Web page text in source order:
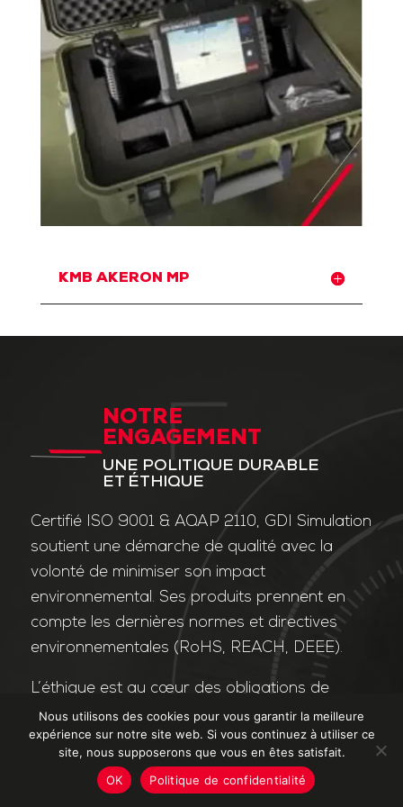
KMB AKERON MP
NOTRE
ENGAGEMENT
UNE POLITIQUE DURABLE
ET ÉTHIQUE
Certifié ISO 9001 & AQAP 2110, GDI Simulation
soutient une démarche de qualité avec la
volonté de minimiser son impact
environnemental. Ses produits prennent en
compte les dernières normes et directives
environnementales (RoHS, REACH, DEEE).
L’éthique est au cœur des obligations de
l’entreprise et de ses valeurs. Nos affaires
sont conduites dans le strict respect des
différentes lois applicables dans le domaine
de la lutte contre la corruption et le trafic
Nous utilisons des cookies pour vous garantir la meilleure
expérience sur notre site web. Si vous continuez à utiliser ce
site, nous supposerons que vous en êtes satisfait.
OK
Politique de confidentialité